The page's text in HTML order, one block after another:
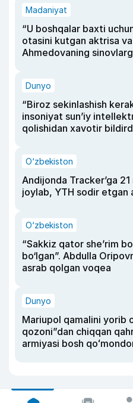
Madaniyat
“U boshqalar baxti
otasini kutgan aktrisa
Ahmedovaning
Dunyo
“Biroz sekinlashish
insoniyat sun’iy
qolishidan xavotir
O‘zbekiston
Andijonda Tracker’ga
joylab, YTH sodir etgan
O‘zbekiston
“Sakkiz qator she’rim
bo‘lgan”. Abdulla
asrab qolgan voqea
Dunyo
Mariupol qamalini yorib
qozoni”dan chiqqan
armiyasi bosh